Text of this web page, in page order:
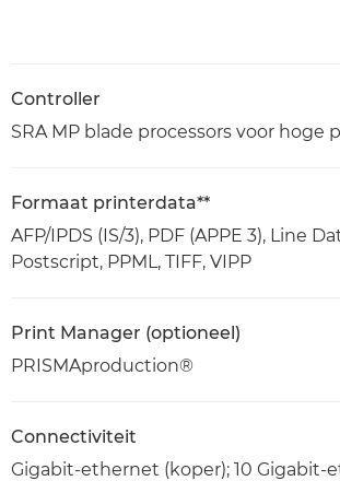
Controller
SRA MP blade processors voor hoge
Formaat printerdata**
AFP/IPDS (IS/3), PDF (APPE 3), Line
Postscript, PPML, TIFF, VIPP
Print Manager (optioneel)
PRISMAproduction®
Connectiviteit
Gigabit-ethernet (koper); 10 Gigabit-